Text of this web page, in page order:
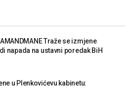
AMANDMANE Traže se izmjene
napada na ustavni poredak BiH
u Plenkovićevu kabinetu: